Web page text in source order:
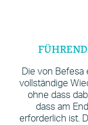
Die von
vollständige
ohne dass
dass am
erforderlich ist.